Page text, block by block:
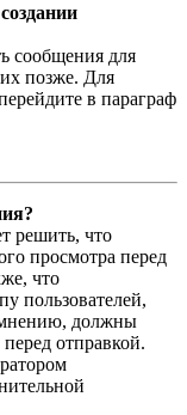
сообщения для
позже. Для
в параграф
решить, что
просмотра перед
что
пользователей,
мнению, должны
отправкой.